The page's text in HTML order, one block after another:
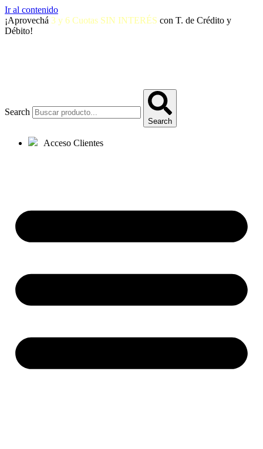
Ir al contenido
¡Aprovechá 3 y 6 Cuotas SIN INTERÉS con T. de Crédito y
Débito!
Search
Search
Acceso Clientes